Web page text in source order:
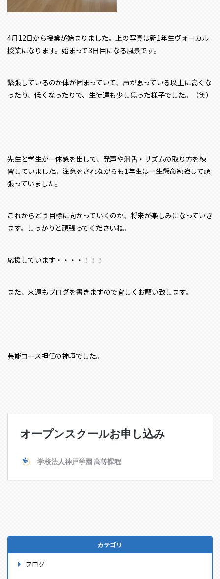
4月12日から授業が始まりました。上の写真は新1年生ヴォーカル
授業になります。始まって3日目になる風景です。
緊張しているのか体が固まっていて、声が思っている以上に高くな
ったり、低くなったりで、生徒達も少し焦った様子でした。（笑）
先生と学生が一体感を出して、発声や滑舌・リズムの取り方を練
習していました。注意をされながらも1年生は一生懸命勉強して頑
張っていました。
これからどう目標に向かっていくのか、将来が楽しみになっていき
ます。しっかりと頑張ってくださいね。
応援しています・・・・！！！
また、来週もブログを書きますので宜しくお願い致します。
芸能コース担任の神垣でした。
カテゴリ
ブログ